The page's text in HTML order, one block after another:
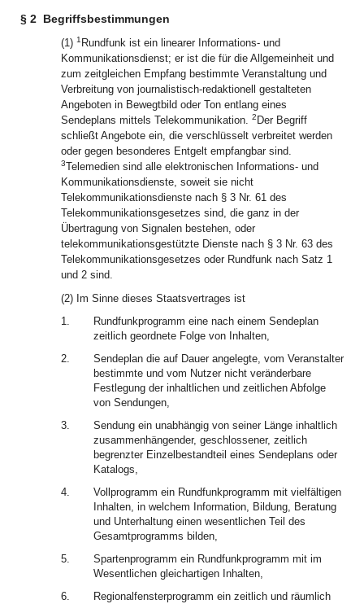
§ 2 Begriffsbestimmungen
(1) 1 Rundfunk ist ein linearer Informations- und
Kommunikationsdienst; er ist die für die Allgemeinheit und
zum zeitgleichen Empfang bestimmte Veranstaltung und
Verbreitung von journalistisch-redaktionell gestalteten
Angeboten in Bewegtbild oder Ton entlang eines
Sendeplans mittels Telekommunikation. 2 Der Begriff
schließt Angebote ein, die verschlüsselt verbreitet werden
oder gegen besonderes Entgelt empfangbar sind.
3Telemedien sind alle elektronischen Informations- und
Kommunikationsdienste, soweit sie nicht
Telekommunikationsdienste nach § 3 Nr. 61 des
Telekommunikationsgesetzes sind, die ganz in der
Übertragung von Signalen bestehen, oder
telekommunikationsgestützte Dienste nach § 3 Nr. 63 des
Telekommunikationsgesetzes oder Rundfunk nach Satz 1
und 2 sind.
(2) Im Sinne dieses Staatsvertrages ist
1.
Rundfunkprogramm eine nach einem Sendeplan
zeitlich geordnete Folge von Inhalten,
2.
Sendeplan die auf Dauer angelegte, vom Veranstalter
bestimmte und vom Nutzer nicht veränderbare
Festlegung der inhaltlichen und zeitlichen Abfolge
von Sendungen,
3.
Sendung ein unabhängig von seiner Länge inhaltlich
zusammenhängender, geschlossener, zeitlich
begrenzter Einzelbestandteil eines Sendeplans oder
Katalogs,
4.
Vollprogramm ein Rundfunkprogramm mit vielfältigen
Inhalten, in welchem Information, Bildung, Beratung
und Unterhaltung einen wesentlichen Teil des
Gesamtprogramms bilden,
5.
Spartenprogramm ein Rundfunkprogramm mit im
Wesentlichen gleichartigen Inhalten,
6.
Regionalfensterprogramm ein zeitlich und räumlich